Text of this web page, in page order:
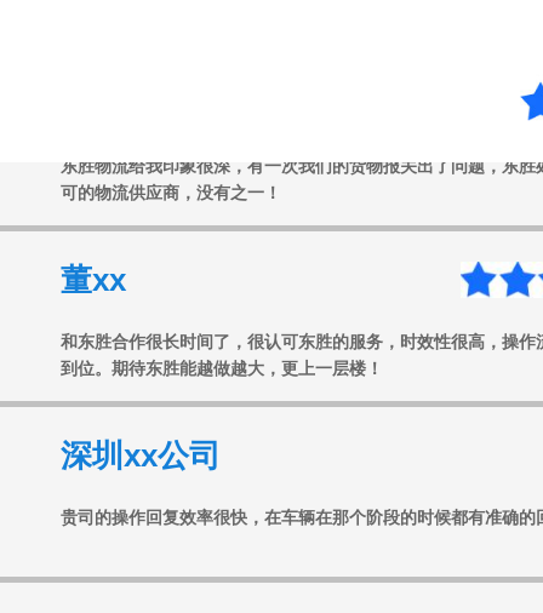
可的物流供应商，没有之一！
到位。期待东胜能越做越大，更上一层楼！